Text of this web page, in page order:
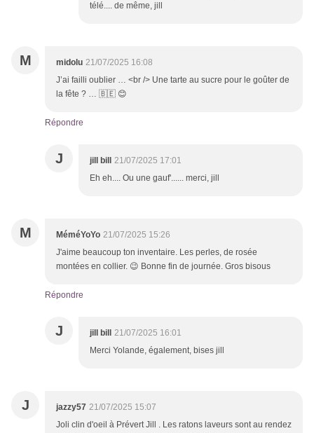
télé.... de même, jill
M midolu 21/07/2025 16:08
J’ai failli oublier … <br /> Une tarte au sucre pour le goûter de
la fête ? … 🇧🇪 😊
Répondre
J jill bill
21/07/2025 17:01
Eh eh.... Ou une gauf'...... merci, jill
M MéméYoYo 21/07/2025 15:26
J'aime beaucoup ton inventaire. Les perles, de rosée
montées en collier. 😉 Bonne fin de journée. Gros bisous
Répondre
J jill bill
21/07/2025 16:01
Merci Yolande, également, bises jill
J jazzy57 21/07/2025 15:07
Joli clin d'oeil à Prévert Jill . Les ratons laveurs sont au rendez